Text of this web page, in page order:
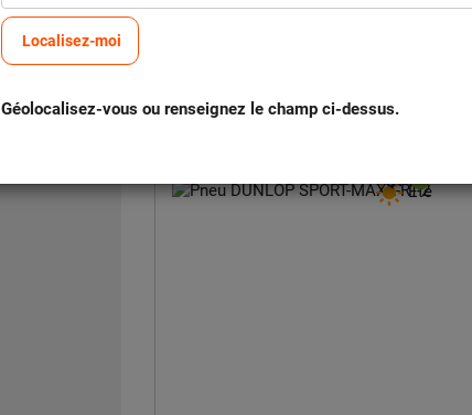
Localisez-moi
Géolocalisez-vous ou renseignez le champ ci-dessus.
Été